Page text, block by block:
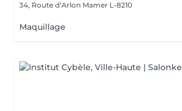
34, Route d’Arlon Mamer L-8210
Maquillage